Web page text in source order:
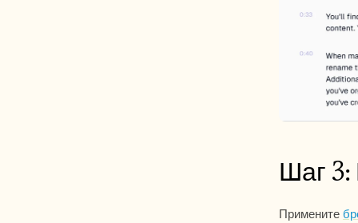
Шаг
Примените